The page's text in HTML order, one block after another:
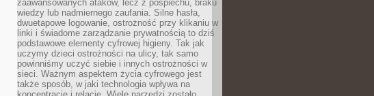
zaawansowanych ataków, lecz z pośpiechu, braku
wiedzy lub nadmiernego zaufania. Silne hasła,
dwuetapowe logowanie, ostrożność przy klikaniu w
linki i świadome zarządzanie prywatnością to dziś
podstawowe elementy cyfrowej higieny. Tak jak
uczymy dzieci ostrożności na ulicy, tak samo
powinniśmy uczyć siebie i innych ostrożności w
sieci. Ważnym aspektem życia cyfrowego jest
także sposób, w jaki technologia wpływa na